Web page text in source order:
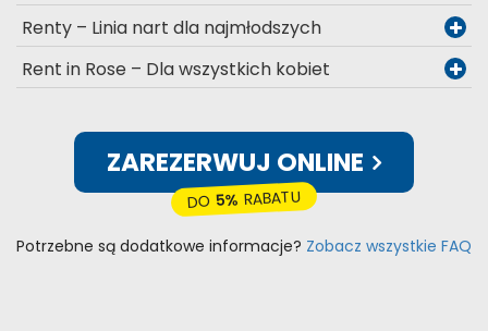
Renty – Linia nart dla najmłodszych
Rent in Rose – Dla wszystkich kobiet
ZAREZERWUJ ONLINE
DO5% RABATU
Potrzebne są dodatkowe informacje? Zobacz wszystkie FAQ